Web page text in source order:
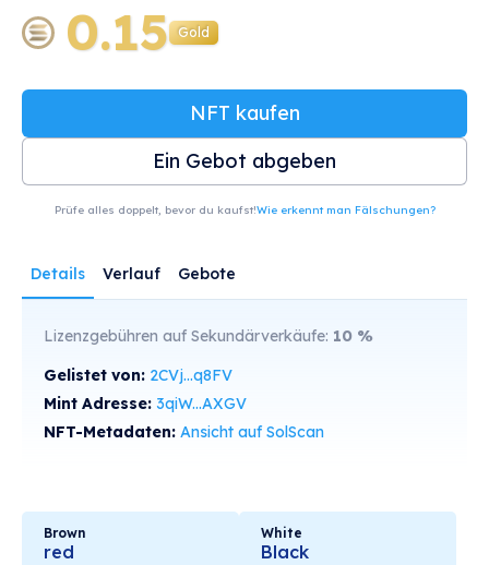
0.15 Gold
NFT kaufen
Ein Gebot abgeben
Prüfe alles doppelt, bevor du kaufst!Wie erkennt man Fälschungen?
Details Verlauf Gebote
Lizenzgebühren auf Sekundärverkäufe: 10 %
Gelistet von: 2CVj...q8FV
Mint Adresse: 3qiW...AXGV
NFT-Metadaten: Ansicht auf SolScan
Brown
red
White
Black